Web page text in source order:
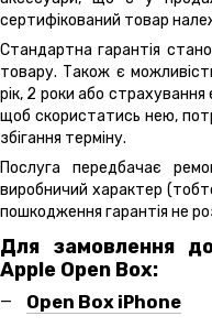
сертифікований товар
Стандартна гарантія
товару. Також є
рік, 2 роки або
щоб скористатись нею,
збігання терміну.
Послуга передбачає
виробничий характер
пошкодження гарантія не
Для замовлення
Apple Open Box:
Open Box iPhone